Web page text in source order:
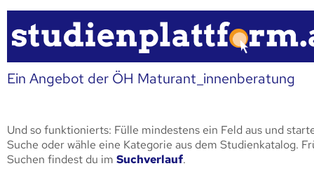
Ein Angebot der ÖH Maturant_innenberatung
Und so funktionierts: Fülle mindestens ein Feld aus und
Suche oder wähle eine Kategorie aus dem Studienkatalog.
Suchen findest du im Suchverlauf.